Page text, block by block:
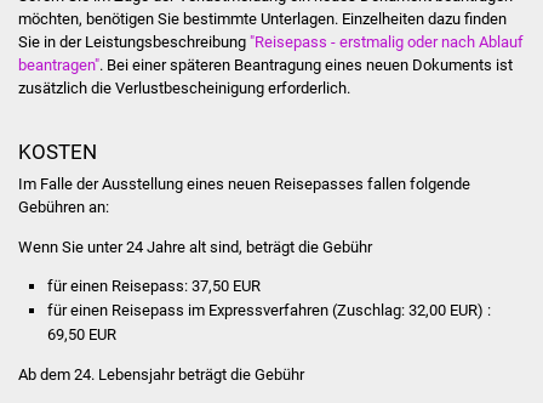
NETZMonitor
Gesundheit und Notfall
Pflege von Angehörigen
Hitzewarnung / UV-
Bürgerbus (MOBS)
möchten, benötigen Sie bestimmte Unterlagen. Einzelheiten dazu finden
Sie in der Leistungsbeschreibung "Reisepass - erstmalig oder nach Ablauf
beantragen". Bei einer späteren Beantragung eines neuen Dokuments ist
zusätzlich die Verlustbescheinigung erforderlich.
KOSTEN
Im Falle der Ausstellung eines neuen Reisepasses fallen folgende
Gebühren an:
Wenn Sie unter 24 Jahre alt sind, beträgt die Gebühr
für einen Reisepass: 37,50 EUR
für einen Reisepass im Expressverfahren(Zuschlag: 32,00 EUR) :
69,50 EUR
Ab dem 24. Lebensjahr beträgt die Gebühr